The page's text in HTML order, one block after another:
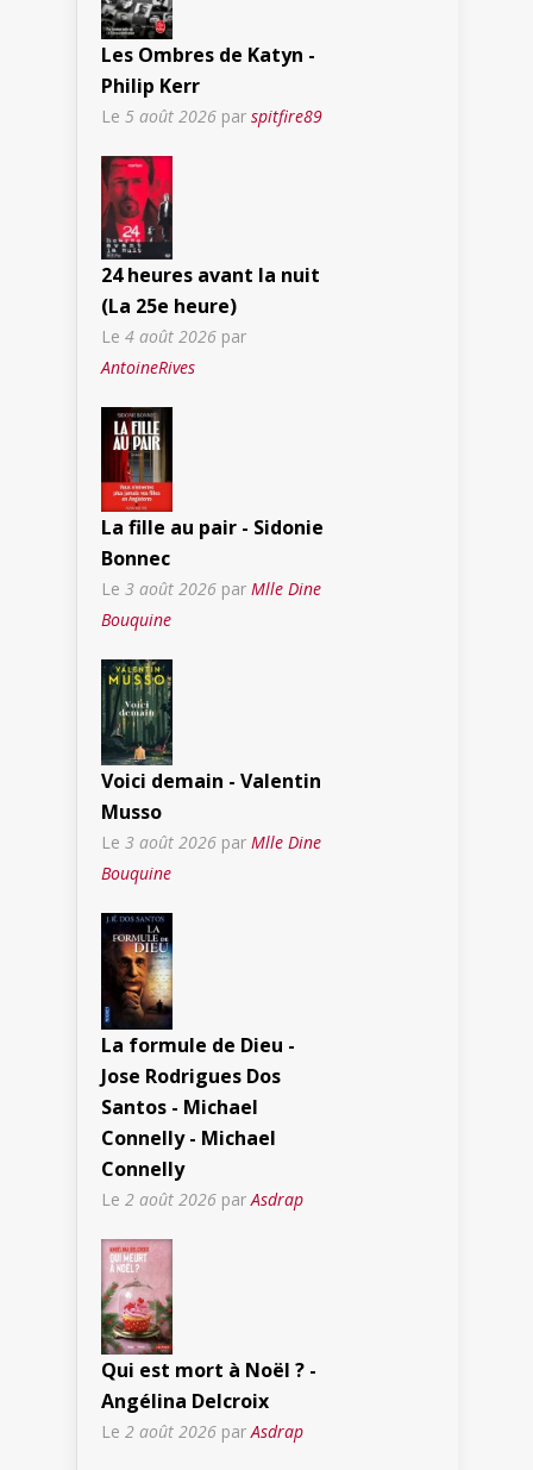
Les Ombres de Katyn -
Philip Kerr
Le 5 août 2026 par spitfire89
24 heures avant la nuit
(La 25e heure)
Le 4 août 2026 par
AntoineRives
La fille au pair - Sidonie
Bonnec
Le 3 août 2026 par Mlle Dine
Bouquine
Voici demain - Valentin
Musso
Le 3 août 2026 par Mlle Dine
Bouquine
La formule de Dieu -
Jose Rodrigues Dos
Santos - Michael
Connelly - Michael
Connelly
Le 2 août 2026 parAsdrap
Qui est mort à Noël ? -
Angélina Delcroix
Le 2 août 2026 par Asdrap